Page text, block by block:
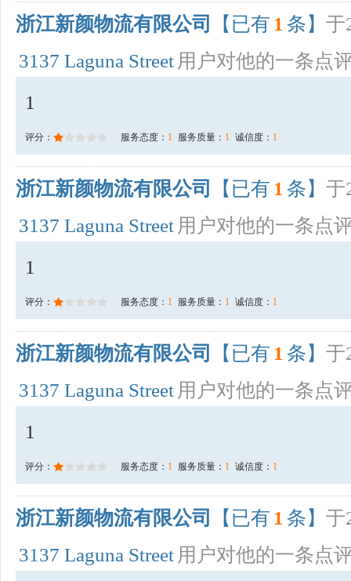
浙江新颜物流有限公司 【已有 1 条】 于
3137 Laguna Street 用户对他的一条点
1
评分： 服务态度： 1 服务质量： 1 诚信度： 1
浙江新颜物流有限公司 【已有 1 条】 于
3137 Laguna Street 用户对他的一条点
1
评分： 服务态度： 1 服务质量： 1 诚信度： 1
浙江新颜物流有限公司 【已有 1 条】 于
3137 Laguna Street 用户对他的一条点
1
评分： 服务态度： 1 服务质量： 1 诚信度： 1
浙江新颜物流有限公司 【已有 1 条】 于
3137 Laguna Street 用户对他的一条点